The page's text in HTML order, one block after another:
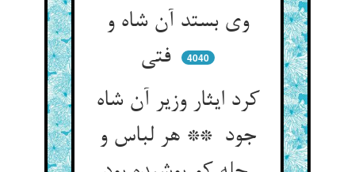
وی بستد آن شاه و
فتی
4040
کرد ایثار وزیر آن شاه
جود ** هر لباس و